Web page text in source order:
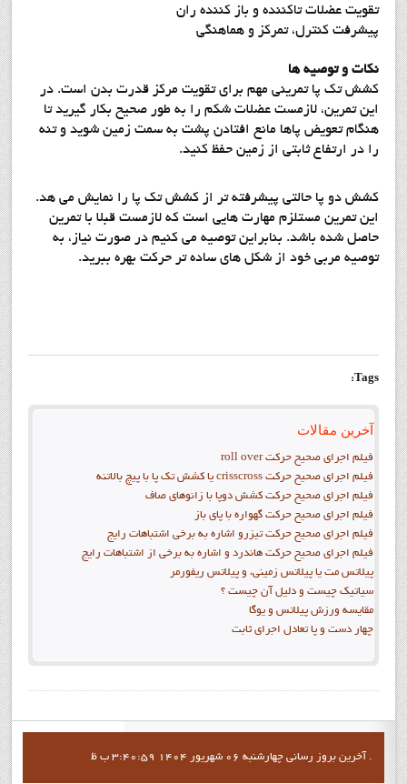
تقويت عضلات تاكننده و باز كننده ران
پيشرفت كنترل، تمركز و هماهنگي
نكات و توصيه ها
كشش تك پا تمريني مهم براي تقويت مركز قدرت بدن است. در
اين تمرين، لازمست عضلات شكم را به طور صحيح بكار گيريد تا
هنگام تعويض پاها مانع افتادن پشت به سمت زمين شويد و تنه
را در ارتفاع ثابتي از زمين حفظ كنيد.
كشش دو پا حالتي پيشرفته تر از كشش تك پا را نمايش مي هد.
اين تمرين مستلزم مهارت هايي است كه لازمست قبلا با تمرين
حاصل شده باشد. بنابراين توصيه مي كنيم در صورت نياز، به
توصيه مربي خود از شكل هاي ساده تر حركت بهره ببريد.
Tags:
آخرین مقالات
فيلم اجراي صحيح حرکت roll over
فيلم اجراي صحيح حركت crisscross يا كشش تك پا با پيچ بالاتنه
فيلم اجراي صحيح حرکت كشش دوپا با زانوهاي صاف
فيلم اجراي صحيح حرکت گهواره با پاي باز
فيلم اجراي صحيح حرکت تيزرو اشاره به برخي اشتباهات رايج
فيلم اجراي صحيح حرکت هاندرد و اشاره به برخي از اشتباهات رايج
پیلاتس مت یا پیلاتس زمینی، و پیلاتس ریفورمر
سیاتیک چیست و دلیل آن چیست ؟
مقايسه ورزش پيلاتس و يوگا
چهار دست و پا تعادل اجراي ثابت
آخرين بروز رساني چهارشنبه 06 شهریور 1404 3:40:59 ب ظ .